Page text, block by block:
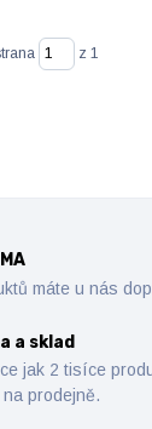
z 1
máte u nás
a sklad
jak 2 tisíce
prodejně.